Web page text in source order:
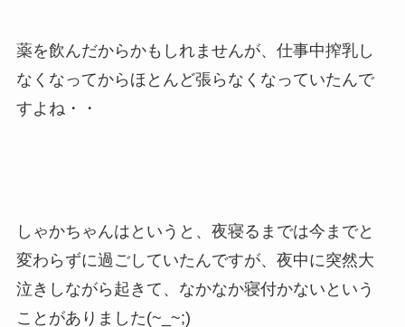
薬を飲んだからかもしれませんが、仕事中搾乳し
なくなってからほとんど張らなくなっていたんで
すよね・・
しゃかちゃんはというと、夜寝るまでは今までと
変わらずに過ごしていたんですが、夜中に突然大
泣きしながら起きて、なかなか寝付かないという
ことがありました(~_~;)